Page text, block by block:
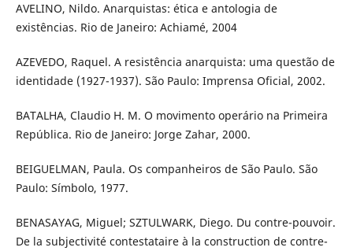
AVELINO, Nildo. Anarquistas: ética e antologia de
existências. Rio de Janeiro: Achiamé, 2004
AZEVEDO, Raquel. A resistência anarquista: uma questão de
identidade (1927-1937). São Paulo: Imprensa Oficial, 2002.
BATALHA, Claudio H. M. O movimento operário na Primeira
República. Rio de Janeiro: Jorge Zahar, 2000.
BEIGUELMAN, Paula. Os companheiros de São Paulo. São
Paulo: Símbolo, 1977.
BENASAYAG, Miguel; SZTULWARK, Diego. Du contre-pouvoir.
De la subjectivité contestataire à la construction de contre-